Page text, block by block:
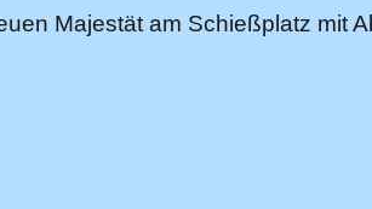
Majestät am Schießplatz mit